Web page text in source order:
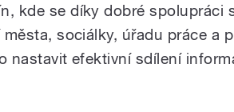
kde se díky dobré spolupráci
sociálky, úřadu práce a
nastavit efektivní sdílení